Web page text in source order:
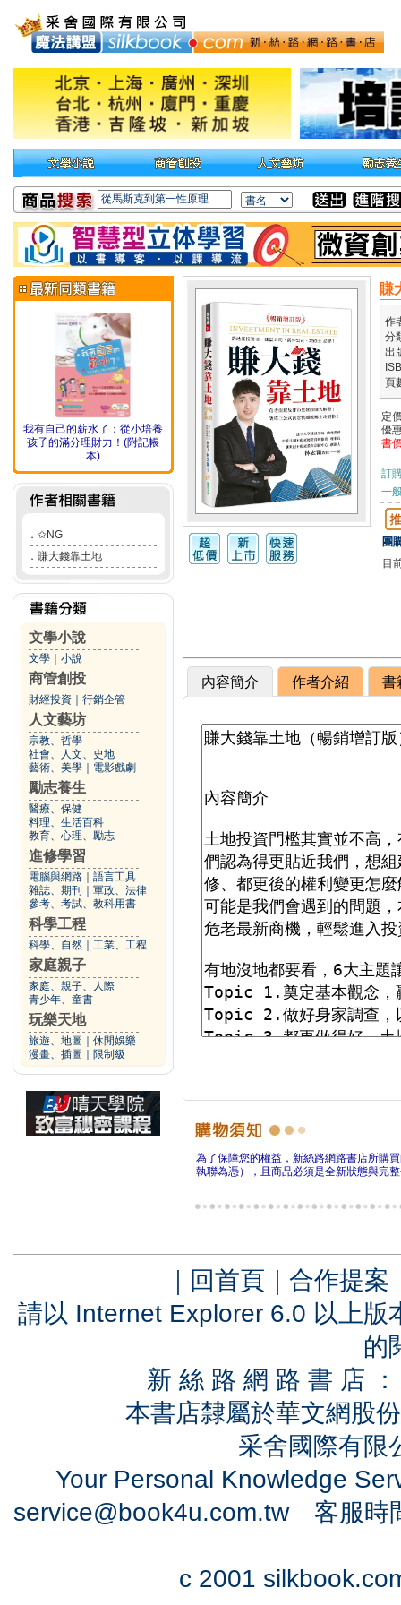
我有自己的薪水了：從小培養
孩子的滿分理財力！(附記帳
本)
． ✩NG
． 賺大錢靠土地
文學小說
文學 小說
商管創投
財經投資 行銷企管
人文藝坊
宗教、哲學
社會、人文、史地
藝術、美學
電影戲劇
勵志養生
醫療、保健
料理、生活百科
教育、心理、勵志
進修學習
電腦與網路
語言工具
雜誌、期刊
軍政、法律
參考、考試、教科用書
科學工程
科學、自然 工業、工程
家庭親子
家庭、親子、人際
青少年、童書
玩樂天地
旅遊、地圖
休閒娛樂
漫畫、插圖
限制級
賺
作
分
出
頁
定
優
書
訂
一
團
目
內容簡介 作者介紹 書
為了保障您的權益，新絲路網路書店所購
執聯為憑），且商品必須是全新狀態與完
｜ 回首頁 ｜ 合作提案
請以 Internet Explorer 6.0 以上
的
新 絲 路 網 路 書 店
本書店隸屬於華文網股
采舍國際有
Your Personal Knowledge
service@book4u.com.tw客服時
c 2001